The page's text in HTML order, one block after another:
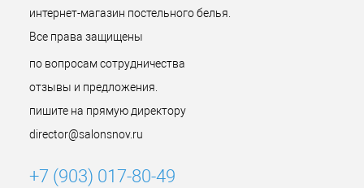
интернет-магазин постельного белья.
Все права защищены
по вопросам сотрудничества
отзывы и предложения.
пишите на прямую директору
director@salonsnov.ru
+7 (903) 017-80-49